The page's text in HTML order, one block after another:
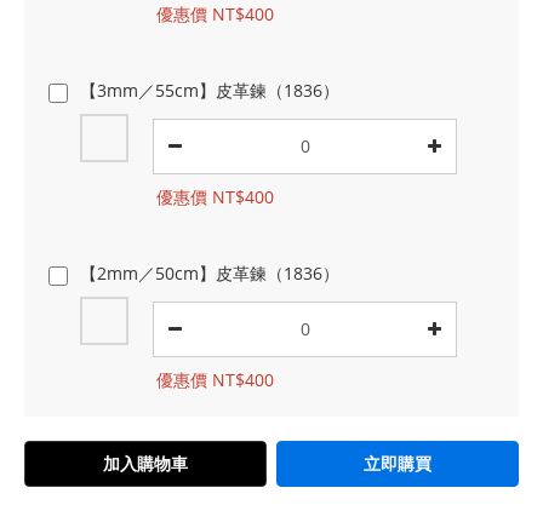
優惠價 NT$400
【3mm／55cm】皮革鍊（1836）
優惠價 NT$400
【2mm／50cm】皮革鍊（1836）
優惠價 NT$400
加入購物車 立即購買